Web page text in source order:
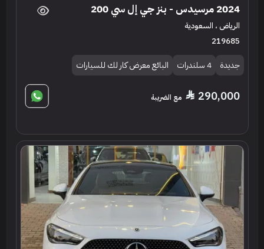
2024 مرسيدس - بنز جي إل سي 200
الرياض ، السعودية
219685
جديدة 4 سلندرات البائع معرض كار لك للسيارات
290,000 مع الضريبة